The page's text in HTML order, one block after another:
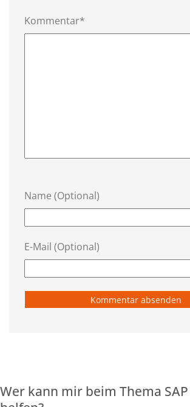
Kommentar*
Name (Optional)
E-Mail (Optional)
Wer kann mir beim Thema